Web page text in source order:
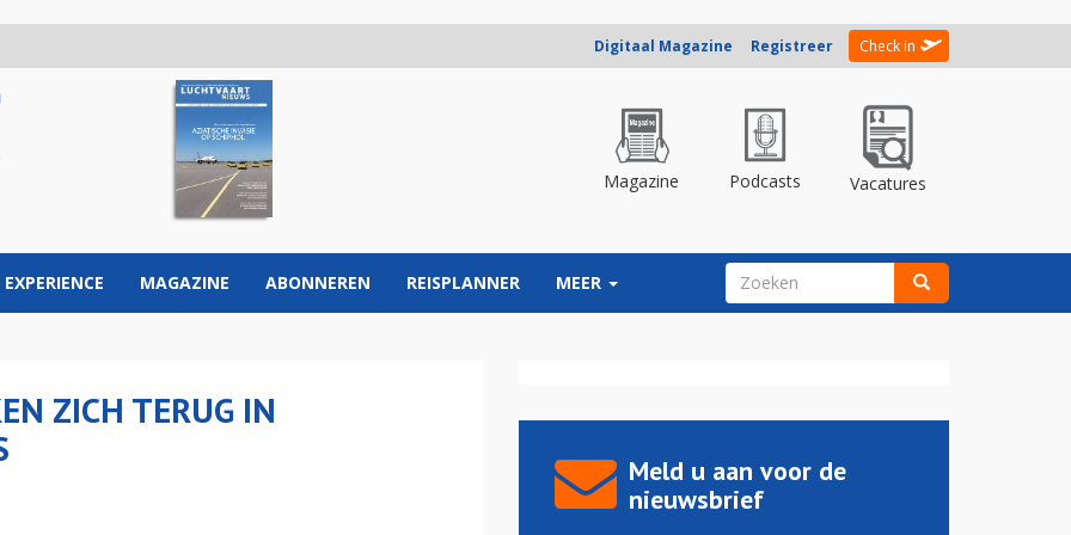
Digitaal Magazine Registreer Check in
Magazine Podcasts Vacatures
EXPERIENCE MAGAZINE ABONNEREN REISPLANNER MEER ZOEKVELD
ZICH TERUG IN
Meld u aan voor de
nieuwsbrief